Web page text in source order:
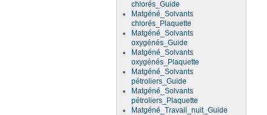
chlorés_Guide
Matgéné_Solvants
chlorés_Plaquette
Matgéné_Solvants
oxygénés_Guide
Matgéné_Solvants
oxygénés_Plaquette
Matgéné_Solvants
pétroliers_Guide
Matgéné_Solvants
pétroliers_Plaquette
Matgéné_Travail_nuit_Guide